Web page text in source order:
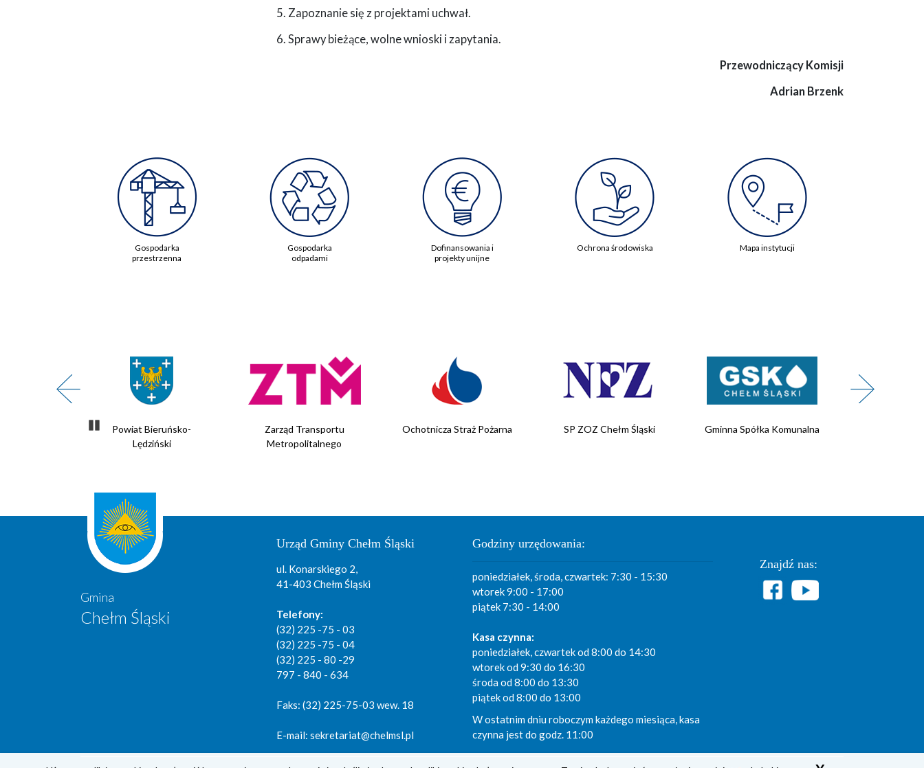
5. Zapoznanie się z projektami uchwał.
6. Sprawy bieżące, wolne wnioski i zapytania.
Przewodniczący Komisji
Adrian Brzenk
Gospodarka
przestrzenna
Gospodarka
odpadami
Dofinansowania i
projekty unijne
Ochrona środowiska Mapa instytucji
Powiat Bieruńsko-
Lędziński
Zarząd Transportu
Metropolitalnego
Ochotnicza Straż Pożarna SP ZOZ Chełm Śląski Gminna Spółka Komunalna
Gmina
Chełm Śląski
Urząd Gminy Chełm Śląski
ul. Konarskiego 2,
41-403 Chełm Śląski
Telefony:
(32) 225 -75 - 03
(32) 225 -75 - 04
(32) 225 - 80 -29
797 - 840 - 634
Faks: (32) 225-75-03 wew. 18
E-mail: sekretariat@chelmsl.pl
Godziny urzędowania:
poniedziałek, środa, czwartek: 7:30 - 15:30
wtorek 9:00 - 17:00
piątek 7:30 - 14:00
Kasa czynna:
poniedziałek, czwartek od 8:00 do 14:30
wtorek od 9:30 do 16:30
środa od 8:00 do 13:30
piątek od 8:00 do 13:00
W ostatnim dniu roboczym każdego miesiąca, kasa
czynna jest do godz. 11:00
Znajdź nas: